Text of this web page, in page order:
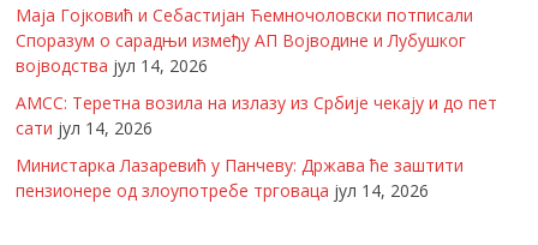
Маја Гојковић и Себастијан Ћемночоловски потписали
Споразум о сарадњи између АП Војводине и Лубушког
војводства јул 14, 2026
АМСС: Теретна возила на излазу из Србије чекају и до пет
сати јул 14, 2026
Министарка Лазаревић у Панчеву: Држава ће заштити
пензионере од злоупотребе трговаца јул 14, 2026